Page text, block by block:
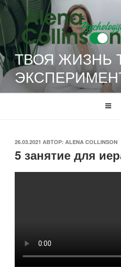
Перейти
к
содержимому
ТВОЯ ЖИЗНЬ
ОПУБЛИКОВАНО
26.03.2021 АВТОР: ALENA COLLINSON
5 занятие для